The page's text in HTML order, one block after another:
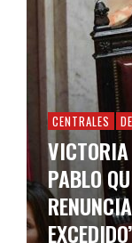
CENTRALES
PABLO